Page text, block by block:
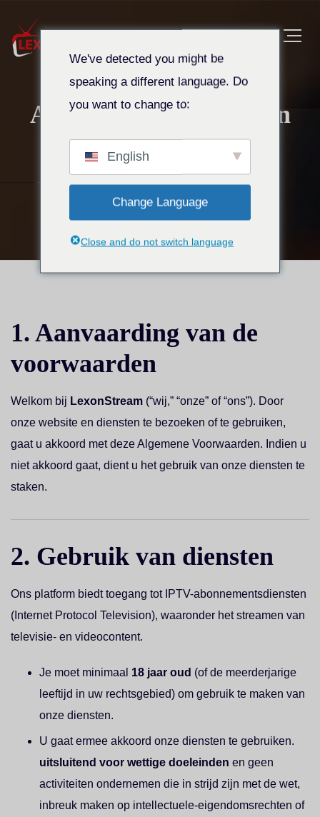
Algemene voorwaarden
Algemene voorwaarden
1. Aanvaarding van de
voorwaarden
Welkom bij LexonStream (“wij,” “onze” of “ons”). Door
onze website en diensten te bezoeken of te gebruiken,
gaat u akkoord met deze Algemene Voorwaarden. Indien u
niet akkoord gaat, dient u het gebruik van onze diensten te
staken.
2. Gebruik van diensten
Ons platform biedt toegang tot IPTV-abonnementsdiensten
(Internet Protocol Television), waaronder het streamen van
televisie- en videocontent.
Je moet minimaal 18 jaar oud (of de meerderjarige
leeftijd in uw rechtsgebied) om gebruik te maken van
onze diensten.
U gaat ermee akkoord onze diensten te gebruiken.
uitsluitend voor wettige doeleinden en geen
activiteiten ondernemen die in strijd zijn met de wet,
inbreuk maken op intellectuele-eigendomsrechten of
We've detected you might be
speaking a different language. Do
you want to change to:
English
Change Language
Close and do not switch language